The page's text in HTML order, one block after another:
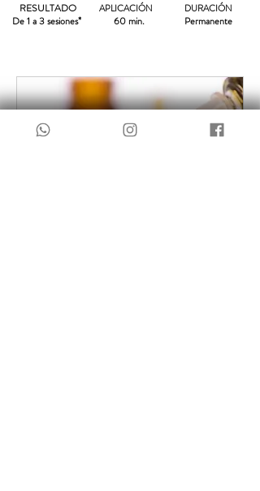
RESULTADO
De 1 a 3 sesiones*
APLICACIÓN
60 min.
DURACIÓN
Permanente